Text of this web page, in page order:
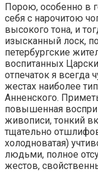
Порою, особенно в
себя с нарочитою
высокого тона, и
изысканный лоск,
петербургские
воспитанных
отпечаток я всегда
жестах наиболее
Анненского.
повышенная
живописи, тонкий
тщательно
холодноватая)
людьми, полное
жестов,